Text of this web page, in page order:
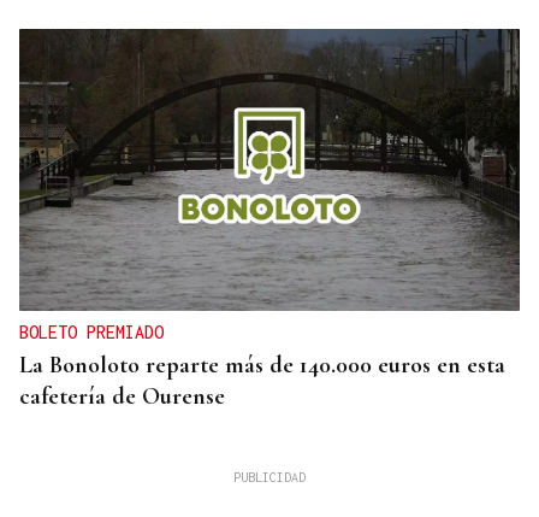
BOLETO PREMIADO
La Bonoloto reparte más de 140.000 euros en esta
cafetería de Ourense